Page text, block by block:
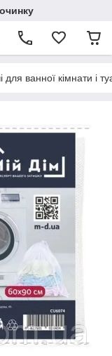
для ванної кімнати і